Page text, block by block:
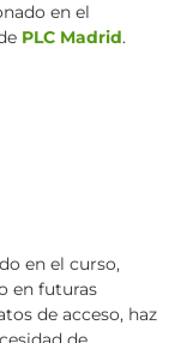
en el
PLC Madrid.
en el curso,
en futuras
de acceso, haz